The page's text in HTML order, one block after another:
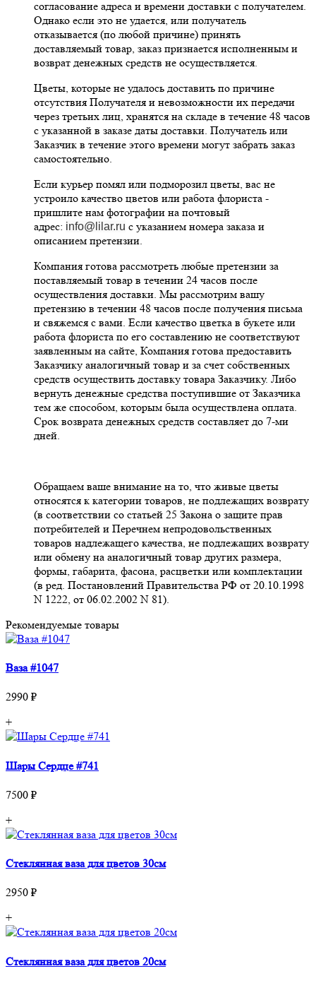
согласование адреса и времени доставки с получателем.
Однако если это не удается, или получатель
отказывается (по любой причине) принять
доставляемый товар, заказ признается исполненным и
возврат денежных средств не осуществляется.
Цветы, которые не удалось доставить по причине
отсутствия Получателя и невозможности их передачи
через третьих лиц, хранятся на складе в течение 48 часов
с указанной в заказе даты доставки. Получатель или
Заказчик в течение этого времени могут забрать заказ
самостоятельно.
Если курьер помял или подморозил цветы, вас не
устроило качество цветов или работа флориста -
пришлите нам фотографии на почтовый
адрес: info@lilar.ru с указанием номера заказа и
описанием претензии.
Компания готова рассмотреть любые претензии за
поставляемый товар в течении 24 часов после
осуществления доставки. Мы рассмотрим вашу
претензию в течении 48 часов после получения письма
и свяжемся с вами. Если качество цветка в букете или
работа флориста по его составлению не соответствуют
заявленным на сайте, Компания готова предоставить
Заказчику аналогичный товар и за счет собственных
средств осуществить доставку товара Заказчику. Либо
вернуть денежные средства поступившие от Заказчика
тем же способом, которым была осуществлена оплата.
Срок возврата денежных средств составляет до 7-ми
дней.
Обращаем ваше внимание на то, что живые цветы
относятся к категории товаров, не подлежащих возврату
(в соответствии со статьей 25 Закона о защите прав
потребителей и Перечнем непродовольственных
товаров надлежащего качества, не подлежащих возврату
или обмену на аналогичный товар других размера,
формы, габарита, фасона, расцветки или комплектации
(в ред. Постановлений Правительства РФ от 20.10.1998
N 1222, от 06.02.2002 N 81).
Рекомендуемые товары
Ваза #1047
2990 ₽
+
Шары Сердце #741
7500 ₽
+
Стеклянная ваза для цветов 30см
2950 ₽
+
Стеклянная ваза для цветов 20см